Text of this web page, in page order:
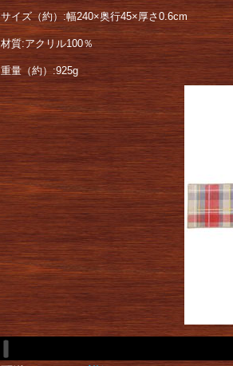
サイズ（約）:幅240×奥行45×厚さ0.6cm
材質:アクリル100％
重量（約）:925g